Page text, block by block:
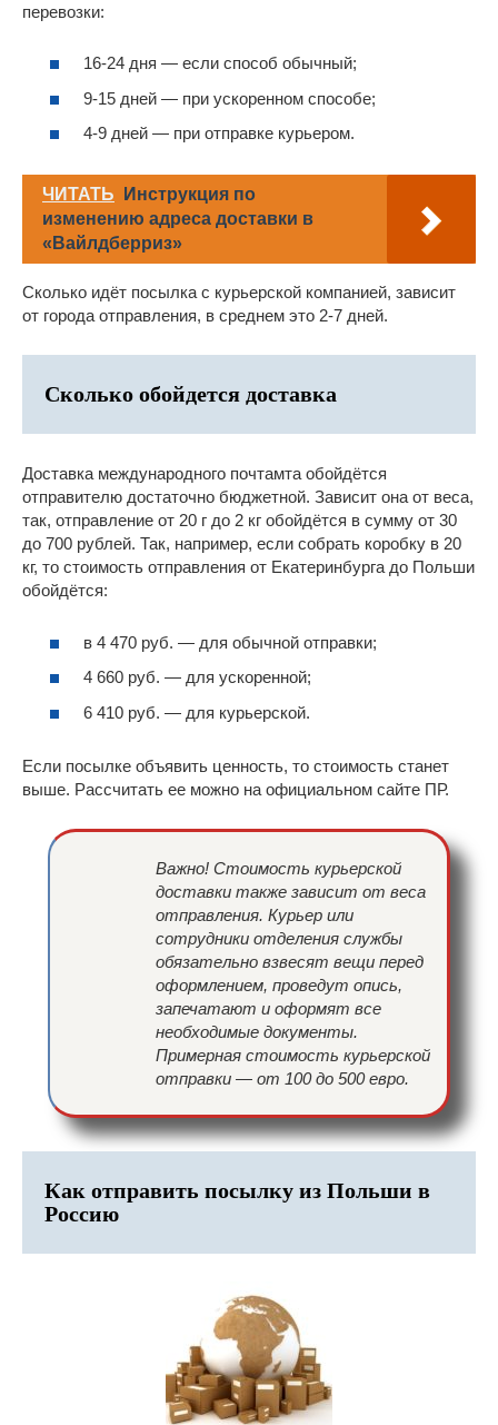
перевозки:
16-24 дня — если способ обычный;
9-15 дней — при ускоренном способе;
4-9 дней — при отправке курьером.
ЧИТАТЬ
Инструкция по
изменению адреса доставки в
«Вайлдберриз»
Сколько идёт посылка с курьерской компанией, зависит
от города отправления, в среднем это 2-7 дней.
Сколько обойдется доставка
Доставка международного почтамта обойдётся
отправителю достаточно бюджетной. Зависит она от веса,
так, отправление от 20 г до 2 кг обойдётся в сумму от 30
до 700 рублей. Так, например, если собрать коробку в 20
кг, то стоимость отправления от Екатеринбурга до Польши
обойдётся:
в 4 470 руб. — для обычной отправки;
4 660 руб. — для ускоренной;
6 410 руб. — для курьерской.
Если посылке объявить ценность, то стоимость станет
выше. Рассчитать ее можно на официальном сайте ПР.
Важно! Стоимость курьерской
доставки также зависит от веса
отправления. Курьер или
сотрудники отделения службы
обязательно взвесят вещи перед
оформлением, проведут опись,
запечатают и оформят все
необходимые документы.
Примерная стоимость курьерской
отправки — от 100 до 500 евро.
Как отправить посылку из Польши в
Россию